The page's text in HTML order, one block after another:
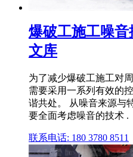
爆破工施工噪
文库
为了减少爆破工施工对
需要采用一系列有效的
谐共处。 从噪音来源与
要全面考虑噪音的技术 .
联系电话: 180 3780 8511